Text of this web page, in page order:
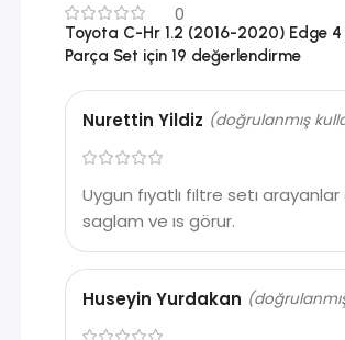
0
Toyota C-Hr 1.2 (2016-2020) Edge
Parça Set için 19 değerlendirme
Nurettin Yildiz (doğrulanmış
Uygun fıyatlı fıltre setı
saglam ve ıs görur.
Huseyin Yurdakan